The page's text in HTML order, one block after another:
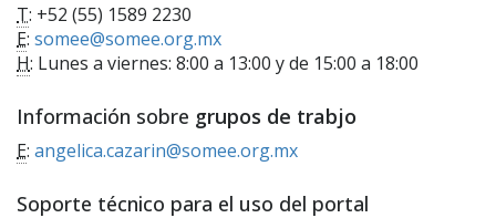
T: +52 (55) 1589 2230
E: somee@somee.org.mx
H: Lunes a viernes: 8:00 a 13:00 y de 15:00 a 18:00
Información sobre grupos de trabjo
E: angelica.cazarin@somee.org.mx
Soporte técnico para el uso del portal